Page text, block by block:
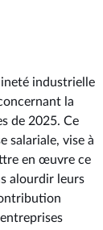
industrielle
la
de 2025. Ce
salariale, vise à
en œuvre ce
alourdir leurs